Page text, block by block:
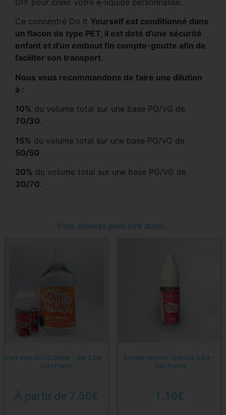
DIY pour créer votre e-liquide personnalisé.
Ce concentré Do It Yourself est conditionné dans
un flacon de type PET, il est doté d’une sécurité
enfant et d’un embout fin compte-goutte afin de
faciliter son transport.
Nous vous recommandons de faire une dilution
à :
10% du volume total sur une base PG/VG de
70/30.
15% du volume total sur une base PG/VG de
50/50.
20% du volume total sur une base PG/VG de
30/70.
Vous aimerez peut-être aussi…
Pack base 50/50 200ml – Day 2 Diy –
Ciga France
À partir de 7.50€
Booster nicotine 10ml Day 2 Diy –
Ciga France
1.10€